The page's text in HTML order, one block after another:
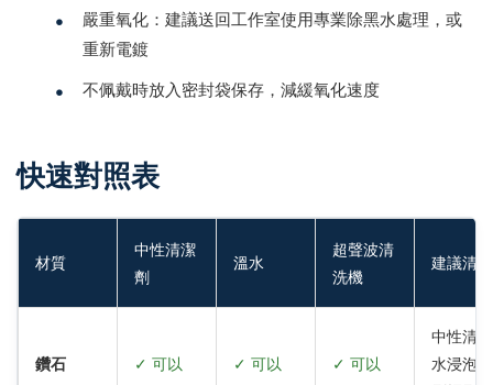
•
嚴重氧化：建議送回工作室使用專業除黑水處理，或
重新電鍍
• 不佩戴時放入密封袋保存，減緩氧化速度
快速對照表
材質
中性清潔
劑
溫水
超聲波清
洗機
建議清
鑽石 ✓ 可以 ✓ 可以 ✓ 可以
中性清
水浸泡